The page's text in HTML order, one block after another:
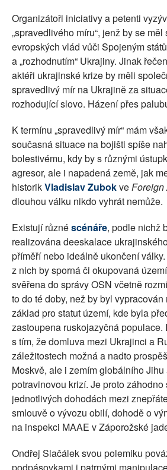
Organizátoři iniciativy a petenti
„spravedlivého míru“, jenž by se měl
evropských vlád vůči Spojeným
a „rozhodnutím“ Ukrajiny. Jinak
aktéři ukrajinské krize by měli
spravedlivý mír na Ukrajině za
rozhodující slovo. Házení přes
K termínu „spravedlivý mír“ mám
současná situace na bojišti spíše
bolestivému, kdy by s různými
agresor, ale i napadená země, jak
historikVladislav ZubokveForeign
dlouhou válku nikdo vyhrát nemůže.
Existují různéscénáře, podle nichž
realizována deeskalace
příměří nebo ideálně ukončení
z nich by sporná či okupovaná
svěřena do správy OSN včetně
to do té doby, než by byl
základ pro statut území, kde byla
zastoupena ruskojazyčná
s tím, že domluva mezi Ukrajinci a
záležitostech možná a nadto
Moskvě, ale i zemím globálního
potravinovou krizí. Je proto záhodno
jednotlivých dohodách mezi
smlouvě o vývozu obilí, dohodě o
na inspekci MAAE v Záporožské
Ondřej Slačálek svou polemiku